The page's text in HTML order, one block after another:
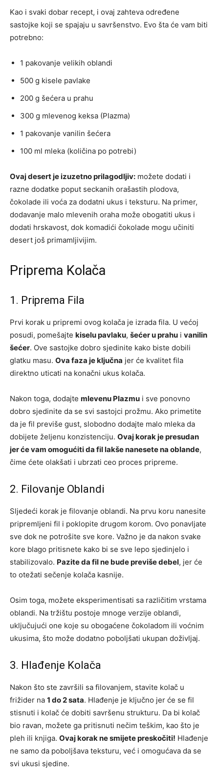
Kao i svaki dobar recept, i ovaj zahteva određene
sastojke koji se spajaju u savršenstvo. Evo šta će vam biti
potrebno:
1 pakovanje velikih oblandi
500 g kisele pavlake
200 g šećera u prahu
300 g mlevenog keksa (Plazma)
1 pakovanje vanilin šećera
100 ml mleka (količina po potrebi)
Ovaj desert je izuzetno prilagodljiv: možete dodati i
razne dodatke poput seckanih orašastih plodova,
čokolade ili voća za dodatni ukus i teksturu. Na primer,
dodavanje malo mlevenih oraha može obogatiti ukus i
dodati hrskavost, dok komadići čokolade mogu učiniti
desert još primamljivijim.
Priprema Kolača
1. Priprema Fila
Prvi korak u pripremi ovog kolača je izrada fila. U većoj
posudi, pomešajte kiselu pavlaku, šećer u prahu i vanilin
šećer. Ove sastojke dobro sjedinite kako biste dobili
glatku masu. Ova faza je ključna jer će kvalitet fila
direktno uticati na konačni ukus kolača.
Nakon toga, dodajte mlevenu Plazmu i sve ponovno
dobro sjedinite da se svi sastojci prožmu. Ako primetite
da je fil previše gust, slobodno dodajte malo mleka da
dobijete željenu konzistenciju. Ovaj korak je presudan
jer će vam omogućiti da fil lakše nanesete na oblande,
čime ćete olakšati i ubrzati ceo proces pripreme.
2. Filovanje Oblandi
Sljedeći korak je filovanje oblandi. Na prvu koru nanesite
pripremljeni fil i poklopite drugom korom. Ovo ponavljate
sve dok ne potrošite sve kore. Važno je da nakon svake
kore blago pritisnete kako bi se sve lepo sjedinjelo i
stabilizovalo. Pazite da fil ne bude previše debel, jer će
to otežati sečenje kolača kasnije.
Osim toga, možete eksperimentisati sa različitim vrstama
oblandi. Na tržištu postoje mnoge verzije oblandi,
uključujući one koje su obogaćene čokoladom ili voćnim
ukusima, što može dodatno poboljšati ukupan doživljaj.
3. Hlađenje Kolača
Nakon što ste završili sa filovanjem, stavite kolač u
frižider na 1 do 2 sata. Hlađenje je ključno jer će se fil
stisnuti i kolač će dobiti savršenu strukturu. Da bi kolač
bio ravan, možete ga pritisnuti nečim teškim, kao što je
pleh ili knjiga. Ovaj korak ne smijete preskočiti! Hlađenje
ne samo da poboljšava teksturu, već i omogućava da se
svi ukusi sjedine.